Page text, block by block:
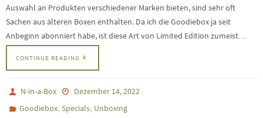
Auswahl an Produkten verschiedener Marken bieten, sind sehr oft
Sachen aus älteren Boxen enthalten. Da ich die Goodiebox ja seit
Anbeginn abonniert habe, ist diese Art von Limited Edition zumeist…
CONTINUE READING
N-in-a-Box
Dezember 14, 2022
Goodiebox,Specials, Unboxing